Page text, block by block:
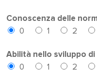
Conoscenza delle
0 1 2
Abilità nello sviluppo di
0 1 2